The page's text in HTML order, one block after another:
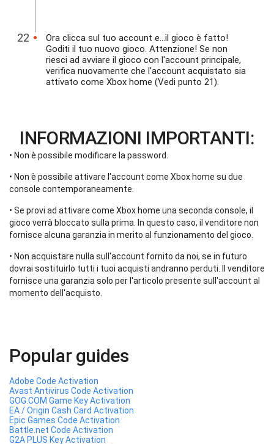
Ora clicca sul tuo account e...il gioco è fatto!
Goditi il tuo nuovo gioco. Attenzione! Se non
riesci ad avviare il gioco con l'account principale,
verifica nuovamente che l'account acquistato sia
attivato come Xbox home (Vedi punto 21).
INFORMAZIONI IMPORTANTI:
• Non è possibile modificare la password.
• Non è possibile attivare l'account come Xbox home su due
console contemporaneamente.
• Se provi ad attivare come Xbox home una seconda console, il
gioco verrà bloccato sulla prima. In questo caso, il venditore non
fornisce alcuna garanzia in merito al funzionamento del gioco.
• Non acquistare nulla sull'account fornito da noi, se in futuro
dovrai sostituirlo tutti i tuoi acquisti andranno perduti. Il venditore
fornisce una garanzia solo per l'articolo presente sull'account al
momento dell'acquisto.
Popular guides
Adobe Code Activation
Avast Antivirus Code Activation
GOG.COM Game Key Activation
EA / Origin Cash Card Activation
Epic Games Code Activation
Battle.net Code Activation
G2A PLUS Key Activation